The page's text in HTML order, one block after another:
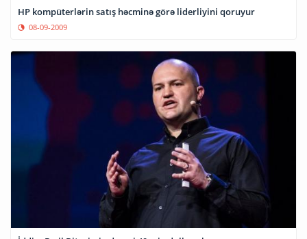
HP kompüterlərin satış həcminə görə liderliyini qoruyur
08-09-2009